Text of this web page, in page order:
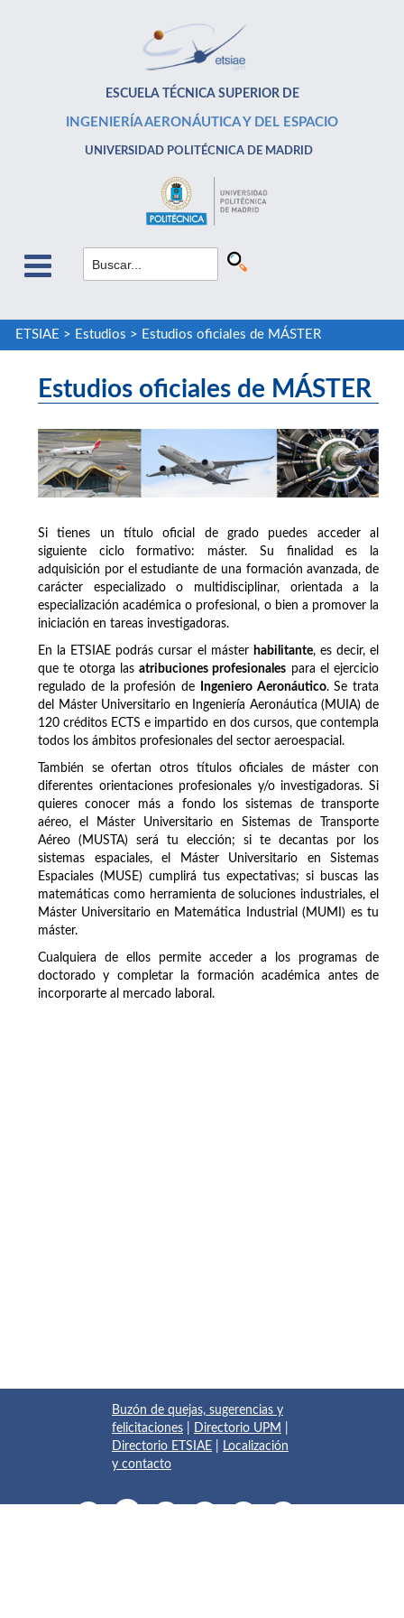
ESCUELA TÉCNICA SUPERIOR DE
INGENIERÍA AERONÁUTICA Y DEL ESPACIO
UNIVERSIDAD POLITÉCNICA DE MADRID
ETSIAE > Estudios > Estudios oficiales de MÁSTER
Estudios oficiales de MÁSTER
Si tienes un título oficial de grado puedes acceder al
siguiente ciclo formativo: máster. Su finalidad es la
adquisición por el estudiante de una formación avanzada, de
carácter especializado o multidisciplinar, orientada a la
especialización académica o profesional, o bien a promover la
iniciación en tareas investigadoras.
En la ETSIAE podrás cursar el máster habilitante, es decir, el
que te otorga las atribuciones profesionales para el ejercicio
regulado de la profesión de
Ingeniero Aeronáutico. Se trata
del Máster Universitario en Ingeniería Aeronáutica (MUIA) de
120 créditos ECTS e impartido en dos cursos, que contempla
todos los ámbitos profesionales del sector aeroespacial.
También se ofertan otros títulos oficiales de máster con
diferentes orientaciones profesionales y/o investigadoras. Si
quieres conocer más a fondo los sistemas de transporte
aéreo, el Máster Universitario en Sistemas de Transporte
Aéreo (MUSTA) será tu elección; si te decantas por los
sistemas espaciales, el Máster Universitario en Sistemas
Espaciales (MUSE) cumplirá tus expectativas; si buscas las
matemáticas como herramienta de soluciones industriales, el
Máster Universitario en Matemática Industrial (MUMI) es tu
máster.
Cualquiera de ellos permite acceder a los programas de
doctorado y completar la formación académica antes de
incorporarte al mercado laboral.
Buzón de quejas, sugerencias y
felicitaciones
Directorio UPM
Directorio ETSIAE
Localización
y contacto